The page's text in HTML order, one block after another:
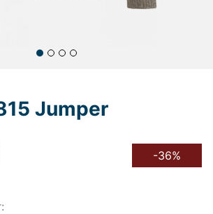
Jumper
-36%